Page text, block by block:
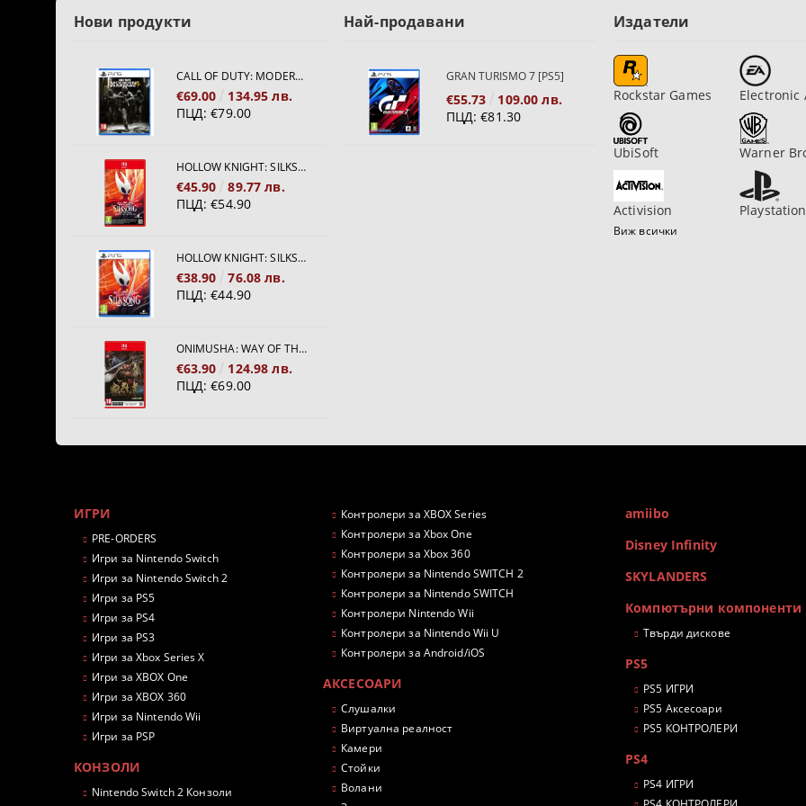
Нови продукти
CALL OF DUTY: MODERN WARFARE 4[PS5]
€69.00
134.95 лв.
ПЦД: €79.00
HOLLOW KNIGHT: SILKSONG [NINTENDO SWITCH 2]
€45.90
89.77 лв.
ПЦД: €54.90
HOLLOW KNIGHT: SILKSONG [PS5]
€38.90
76.08 лв.
ПЦД: €44.90
ONIMUSHA: WAY OF THE SWORD [NINTENDO SWITCH 2]
€63.90
124.98 лв.
ПЦД: €69.00
Най-продавани
GRAN TURISMO 7 [PS5]
€55.73
109.00 лв.
ПЦД: €81.30
Издатели
Rockstar Games Electronic
UbiSoft Warner
Activision Playstation
Виж всички
ИГРИ
PRE-ORDERS
Игри за Nintendo Switch
Игри за Nintendo Switch 2
Игри за PS5
Игри за PS4
Игри за PS3
Игри за Xbox Series X
Игри за XBOX One
Игри за XBOX 360
Игри за Nintendo Wii
Игри за PSP
КОНЗОЛИ
Nintendo Switch 2 Конзоли
Контролери за XBOX Series
Контролери за Xbox One
Контролери за Xbox 360
Контролери за Nintendo SWITCH 2
Контролери за Nintendo SWITCH
Контролери Nintendo Wii
Контролери за Nintendo Wii U
Контролери за Android/iOS
АКСЕСОАРИ
Слушалки
Виртуална реалност
Камери
Стойки
Волани
amiibo
Disney Infinity
SKYLANDERS
Компютърни компоненти
Твърди дискове
PS5
PS5 ИГРИ
PS5 Аксесоари
PS5 КОНТРОЛЕРИ
PS4
PS4 ИГРИ